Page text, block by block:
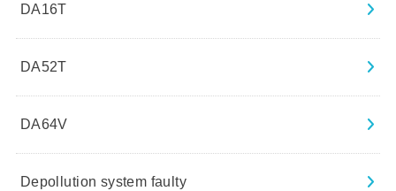
DA16T
DA52T
DA64V
Depollution system faulty